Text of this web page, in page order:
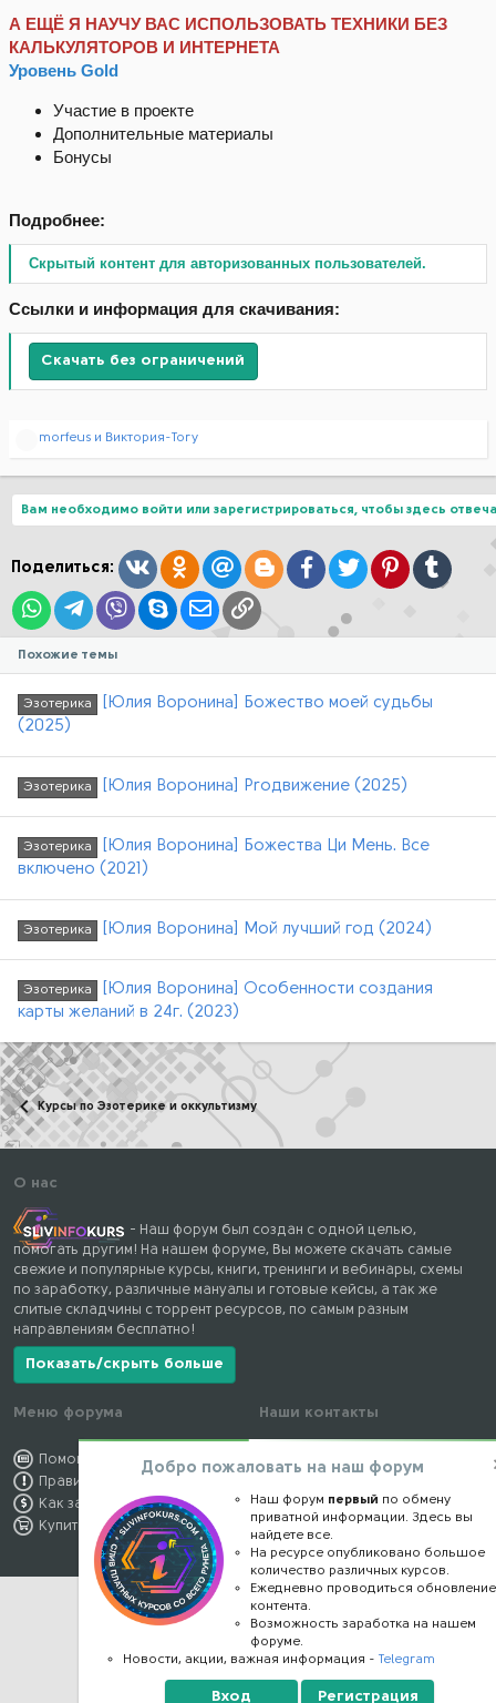
А ЕЩЁ Я НАУЧУ ВАС ИСПОЛЬЗОВАТЬ ТЕХНИКИ БЕЗ
КАЛЬКУЛЯТОРОВ И ИНТЕРНЕТА
Уровень Gold
Участие в проекте
Дополнительные материалы
Бонусы
Подробнее:
Скрытый контент для авторизованных пользователей.
Ссылки и информация для скачивания:
Скачать без ограничений
Р
ц
и
:
morfeus и Виктория-Tory
Вам необходимо войти или зарегистрироваться, чтобы здесь
Поделиться: ВконтактеОдноклассники
Mail.ruBloggerFacebook
TwitterPinterestTumblr
WhatsAppTelegram
ViberSkypeЭлектронная почта
Ссылка
Похожие темы
Эзотерика
[Юлия Воронина] Божество моей судьбы
(2025)
Эзотерика [Юлия Воронина] Proдвижение (2025)
Эзотерика
[Юлия Воронина] Божества Ци Мень. Все
включено (2021)
Эзотерика [Юлия Воронина] Мой лучший год (2024)
Эзотерика
[Юлия Воронина] Особенности создания
карты желаний в 24г. (2023)
Курсы по Эзотерике и оккультизму
О нас
- Наш форум был создан с одной целью,
помогать другим! На нашем форуме, Вы можете скачать самые
свежие и популярные курсы, книги, тренинги и вебинары, схемы
по заработку, различные мануалы и готовые кейсы, а так же
слитые складчины с торрент ресурсов, по самым разным
направлениям бесплатно!
Показать/скрыть больше
Меню форума
Помощь по форуму
Правила форума
Как заработать
Купить премиум
Наши контакты
kursstore@mail.ru
Конфиденциальность
Правообладателям
Добро пожаловать на наш форум
Наш форум первый по обмену
приватной информации. Здесь вы
найдете все.
На ресурсе опубликовано большое
количество различных курсов.
Ежедневно проводиться обновление
контента.
Возможность заработка на нашем
форуме.
Новости, акции, важная информация -Telegram
Вход Регистрация